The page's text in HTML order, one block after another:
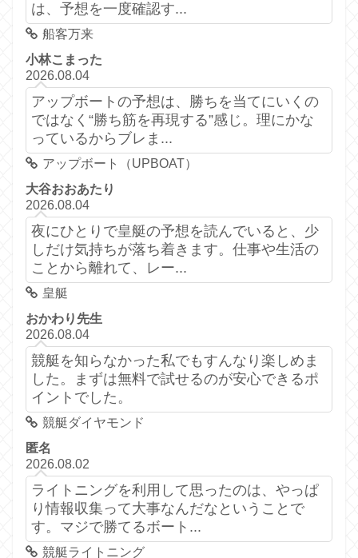
は、予想を一度確認す...
船客万来
小林こまった
2026.08.04
アップボートの予想は、勝ちを当てにいくの
ではなく“勝ち筋を再現する”感じ。理にかな
っているからブレま...
アップボート（UPBOAT）
大谷おおあたり
2026.08.04
夜にひとりで皇艇の予想を読んでいると、少
しだけ気持ちが落ち着きます。仕事や生活の
ことから離れて、レー...
皇艇
おかわり先生
2026.08.04
競艇を知らなかった私でもすんなり楽しめま
した。まずは無料で試せるのが安心できるポ
イントでした。
競艇ダイヤモンド
匿名
2026.08.02
ライトニングを利用して思ったのは、やっぱ
り情報収集って大事なんだなということで
す。マジで勝てるボート...
競艇ライトニング